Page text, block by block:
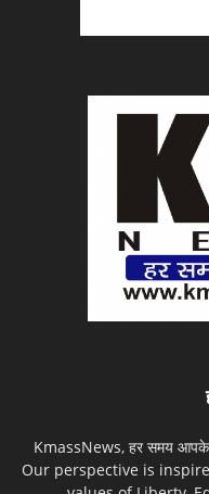
KmassNews, हर समय
Our perspective is